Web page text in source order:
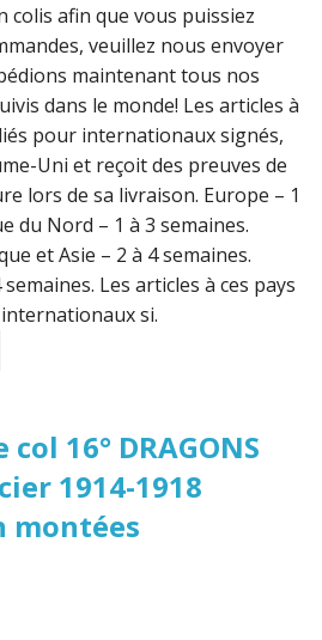
afin que vous puissiez
veuillez nous envoyer
maintenant tous nos
dans le monde! Les articles à
pour internationaux signés,
Uni et reçoit des preuves de
lors de sa livraison. Europe – 1
du Nord – 1 à 3 semaines.
et Asie – 2 à 4 semaines.
Les articles à ces pays
si.
16° DRAGONS
1914-1918
montées